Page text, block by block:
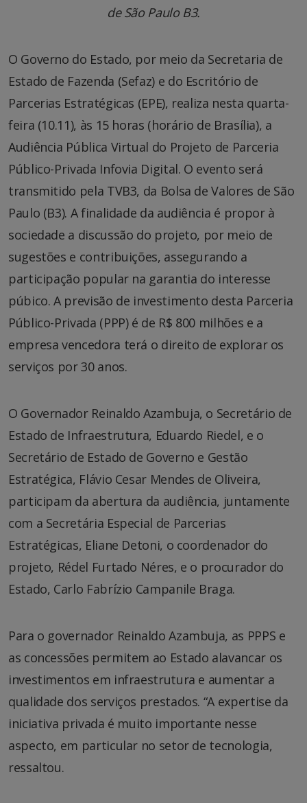
de São Paulo B3.
O Governo do Estado, por meio da Secretaria de
Estado de Fazenda (Sefaz) e do Escritório de
Parcerias Estratégicas (EPE), realiza nesta quarta-
feira (10.11), às 15 horas (horário de Brasília), a
Audiência Pública Virtual do Projeto de Parceria
Público-Privada Infovia Digital. O evento será
transmitido pela TVB3, da Bolsa de Valores de São
Paulo (B3). A finalidade da audiência é propor à
sociedade a discussão do projeto, por meio de
sugestões e contribuições, assegurando a
participação popular na garantia do interesse
púbico. A previsão de investimento desta Parceria
Público-Privada (PPP) é de R$ 800 milhões e a
empresa vencedora terá o direito de explorar os
serviços por 30 anos.
O Governador Reinaldo Azambuja, o Secretário de
Estado de Infraestrutura, Eduardo Riedel, e o
Secretário de Estado de Governo e Gestão
Estratégica, Flávio Cesar Mendes de Oliveira,
participam da abertura da audiência, juntamente
com a Secretária Especial de Parcerias
Estratégicas, Eliane Detoni, o coordenador do
projeto, Rédel Furtado Néres, e o procurador do
Estado, Carlo Fabrízio Campanile Braga.
Para o governador Reinaldo Azambuja, as PPPS e
as concessões permitem ao Estado alavancar os
investimentos em infraestrutura e aumentar a
qualidade dos serviços prestados. “A expertise da
iniciativa privada é muito importante nesse
aspecto, em particular no setor de tecnologia,
ressaltou.